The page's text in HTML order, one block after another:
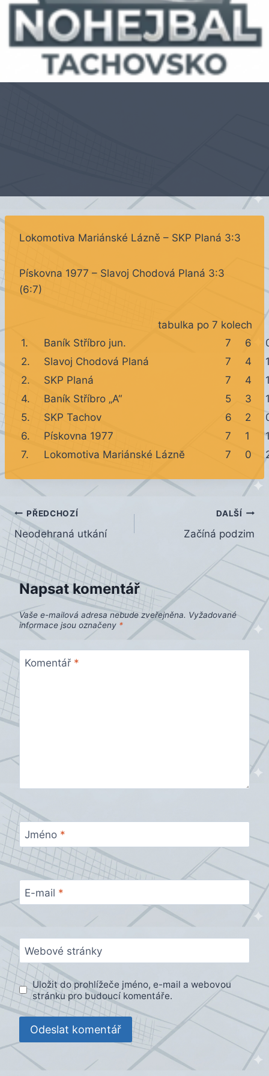
Lokomotiva Mariánské Lázně – SKP Planá 3:3
Pískovna 1977 – Slavoj Chodová Planá 3:3
(6:7)
tabulka po 7 kolech
1.
Baník Stříbro jun. 7 6
2.
Slavoj Chodová Planá 7 4
2.
SKP Planá 7 4
4.
Baník Stříbro „A“ 5 3
5.
SKP Tachov 6 2
6.
Pískovna 1977 7 1
7.
Lokomotiva Mariánské Láznĕ 7 0
Navigace
pro
příspěvek
PŘEDCHOZÍ
Neodehraná utkání
DALŠÍ
Začíná podzim
Napsat komentář
Vaše e-mailová adresa nebude zveřejněna. Vyžadované
informace jsou označeny *
Komentář *
Jméno *
E-mail *
Webové stránky
Uložit do prohlížeče jméno, e-mail a webovou
stránku pro budoucí komentáře.